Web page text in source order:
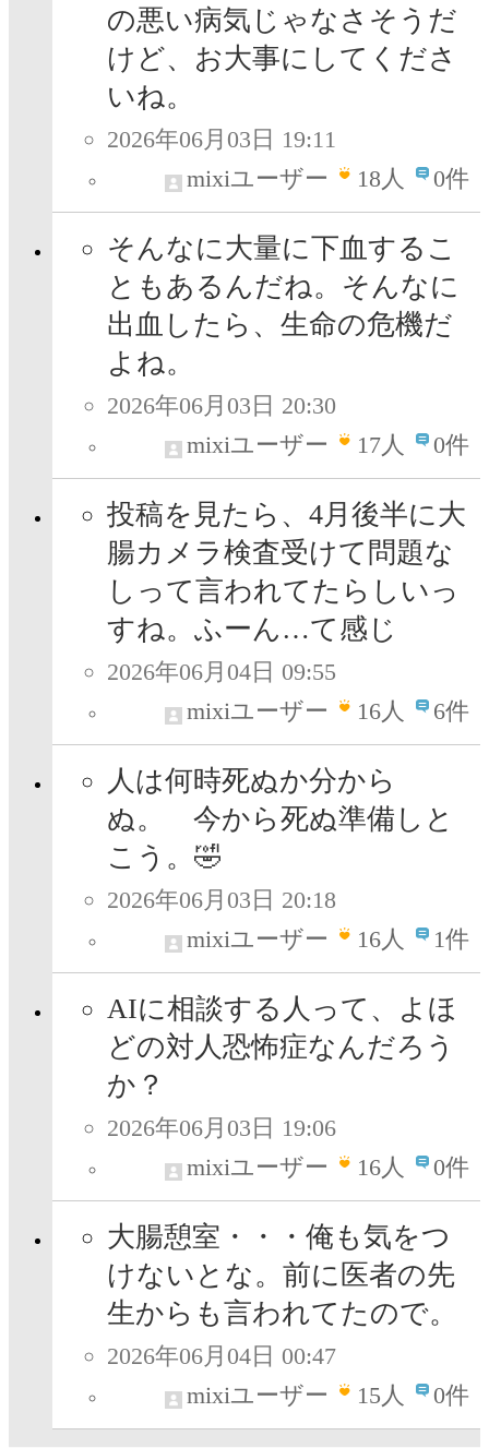
の悪い病気じゃなさそうだ
けど、お大事にしてくださ
いね。
2026年06月03日 19:11
mixiユーザー
18人 0件
そんなに大量に下血するこ
ともあるんだね。そんなに
出血したら、生命の危機だ
よね。
2026年06月03日 20:30
mixiユーザー
17人 0件
投稿を見たら、4月後半に大
腸カメラ検査受けて問題な
しって言われてたらしいっ
すね。ふーん…て感じ
2026年06月04日 09:55
mixiユーザー
16人 6件
人は何時死ぬか分から
ぬ。 今から死ぬ準備しと
こう。🤣
2026年06月03日 20:18
mixiユーザー
16人 1件
AIに相談する人って、よほ
どの対人恐怖症なんだろう
か？
2026年06月03日 19:06
mixiユーザー
16人 0件
大腸憩室・・・俺も気をつ
けないとな。前に医者の先
生からも言われてたので。
2026年06月04日 00:47
mixiユーザー
15人 0件